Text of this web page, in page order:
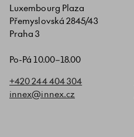
Luxembourg Plaza
Přemyslovská 2845/43
Praha 3
Po-Pá 10.00–18.00
+420 244 404 304
innex@innex.cz